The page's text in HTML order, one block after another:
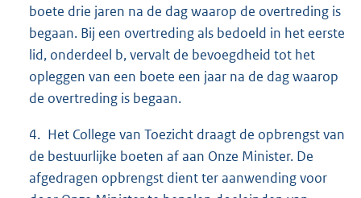
boete drie jaren na de dag waarop de overtreding is
begaan. Bij een overtreding als bedoeld in het eerste
lid, onderdeel b, vervalt de bevoegdheid tot het
opleggen van een boete een jaar na de dag waarop
de overtreding is begaan.
4. Het College van Toezicht draagt de opbrengst van
de bestuurlijke boeten af aan Onze Minister. De
afgedragen opbrengst dient ter aanwending voor